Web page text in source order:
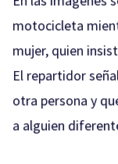
motocicleta
mujer, quien
El repartidor
otra persona y
a alguien